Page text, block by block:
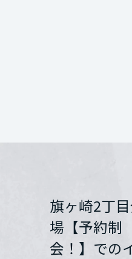
旗ヶ崎2丁
場【予約
会！】での